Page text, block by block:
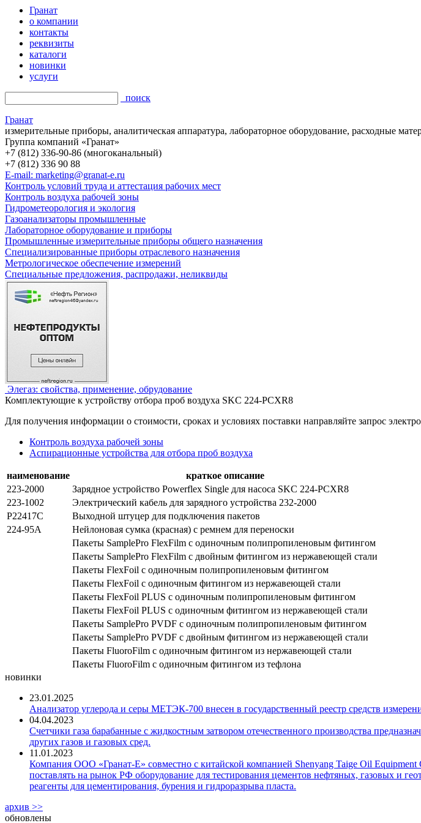
Гранат
о компании
контакты
реквизиты
каталоги
новинки
услуги
поиск
Гранат
измерительные приборы, аналитическая аппаратура, лабораторное оборудование, расходные
Группа компаний «Гранат»
+7 (812) 336-90-86 (многоканальный)
+7 (812) 336 90 88
E-mail: marketing@granat-e.ru
Контроль условий труда и аттестация рабочих мест
Контроль воздуха рабочей зоны
Гидрометеорология и экология
Газоанализаторы промышленные
Лабораторное оборудование и приборы
Промышленные измерительные приборы общего назначения
Специализированные приборы отраслевого назначения
Метрологическое обеспечение измерений
Специальные предложения, распродажи, неликвиды
Элегаз: свойства, применение, обрудование
Комплектующие к устройству отбора проб воздуха SKС 224-PCXR8
Для получения информации о стоимости, сроках и условиях поставки направляйте запрос
Контроль воздуха рабочей зоны
Аспирационные устройства для отбора проб воздуха
наименование
краткое описание
223-2000
Зарядное устройство Powerflex Single для насоса SKC 224-PCXR8
223-1002
Электрический кабель для зарядного устройства 232-2000
P22417С
Выходной штуцер для подключения пакетов
224-95A
Нейлоновая сумка (красная) с ремнем для переноски
Пакеты SamplePro FlexFilm с одиночным полипропиленовым фитингом
Пакеты SamplePro FlexFilm с двойным фитингом из нержавеющей стали
Пакеты FlexFoil с одиночным полипропиленовым фитингом
Пакеты FlexFoil с одиночным фитингом из нержавеющей стали
Пакеты FlexFoil PLUS с одиночным полипропиленовым фитингом
Пакеты FlexFoil PLUS с одиночным фитингом из нержавеющей стали
Пакеты SamplePro PVDF с одиночным полипропиленовым фитингом
Пакеты SamplePro PVDF с двойным фитингом из нержавеющей стали
Пакеты FluoroFilm с одиночным фитингом из нержавеющей стали
Пакеты FluoroFilm с одиночным фитингом из тефлона
новинки
23.01.2025
Анализатор углерода и серы МЕТЭК-700 внесен в государственный реестр средств
04.04.2023
Счетчики газа барабанные с жидкостным затвором отечественного производства
других газов и газовых сред.
11.01.2023
Компания ООО «Гранат-Е» совместно с китайской компанией Shenyang Taige Oil
поставлять на рынок РФ оборудование для тестирования цементов нефтяных, газовых и
реагенты для цементирования, бурения и гидроразрыва пласта.
архив >>
обновлены